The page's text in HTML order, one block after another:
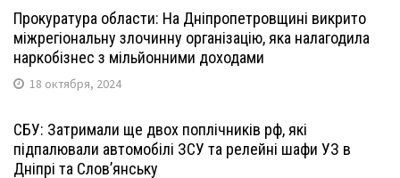
Прокуратура области: На Дніпропетровщині викрито
міжрегіональну злочинну організацію, яка налагодила
наркобізнес з мільйонними доходами
18 октября, 2024
СБУ: Затримали ще двох поплічників рф, які
підпалювали автомобілі ЗСУ та релейні шафи УЗ в
Дніпрі та Слов’янську